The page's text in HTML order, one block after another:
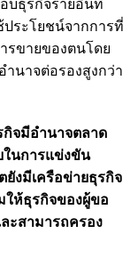
บธุรกิจรายอื่นที่
ระโยชน์จากการที่
รขายของตนโดย
นาจต่อรองสูงกว่า
กิจมีอำนาจตลาด
ในการแข่งขัน
งมีเครือข่ายธุรกิจ
ให้ธุรกิจของผู้ขอ
ะสามารถครอง